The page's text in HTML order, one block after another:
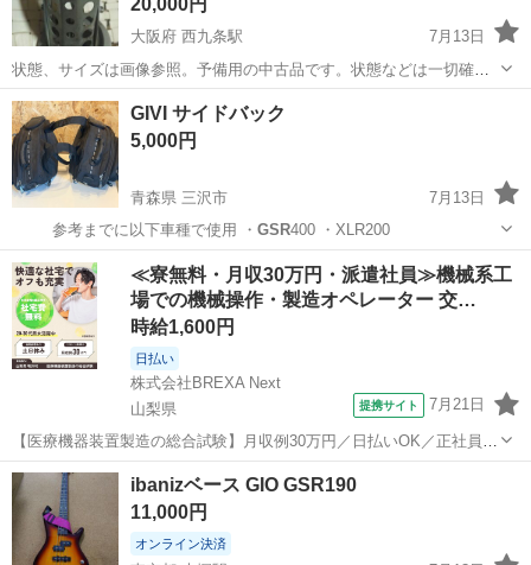
20,000円
大阪府 西九条駅
7月13日
状態、サイズは画像参照。予備用の中古品です。状態などは一切確認
してませんので、修理、メンテできる方、部品どり前提のかたをお勧
めします。詳細質問への要望には応じかねますので、神経質な方はご
遠慮ください。 下記、ご理解の上ご遵...
大阪 大阪市 西九条駅 その他
GIVI サイドバック
5,000円
青森県 三沢市
7月13日
参考までに以下車種で使用 ・ GSR400 ・XLR200
青森 三沢市 その他 サイドバック
≪寮無料・月収30万円・派遣社員≫機械系工
場での機械操作・製造オペレーター 交…
時給1,600円
日払い
株式会社BREXA Next
山梨県
提携サイト 7月21日
【医療機器装置製造の総合試験】月収例30万円／日払いOK／正社員登
用制度あり／マイカー通勤OK！無料駐車場完備！《山梨県南都留郡》
人気の工場のお仕事 ◇医療機器装置製造の総合試験◇ 医療機器装置
(MRIなど)の製造を行...
山梨 その他
ibanizベース GIO GSR190
11,000円
オンライン決済